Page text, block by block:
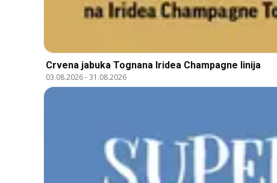
Crvena jabuka Tognana Iridea Champagne linija
03.08.2026-31.08.2026